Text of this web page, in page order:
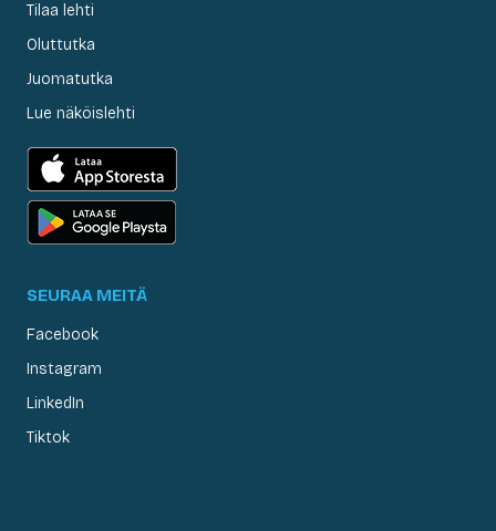
Tilaa lehti
Oluttutka
Juomatutka
Lue näköislehti
SEURAA MEITÄ
Facebook
Instagram
LinkedIn
Tiktok